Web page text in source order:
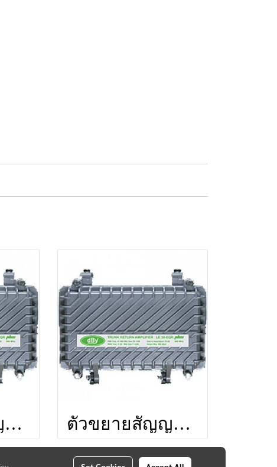
ตัวขยายสัญญาณ ELE30-KS (650 MHz) ยี่ห้อ LEOTECH (dBy) ตัวขยายสัญญาณ TA35-ALC (860 MHz) ยี่ห้อ LEOTECH (dBy)